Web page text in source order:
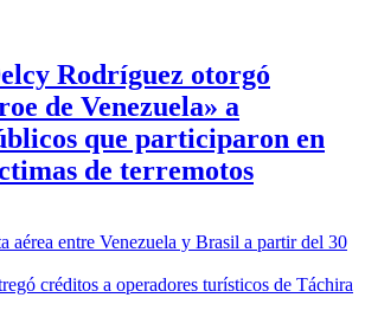
Rodríguez otorgó
de Venezuela» a
que participaron en
de terremotos
aérea entre Venezuela y Brasil a partir del 30
créditos a operadores turísticos de Táchira